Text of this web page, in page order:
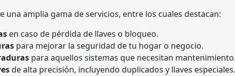
una amplia gama de servicios, entre los cuales destacan:
en caso de pérdida de llaves o bloqueo.
para mejorar la seguridad de tu hogar o negocio.
para aquellos sistemas que necesitan mantenimiento.
de alta precisión, incluyendo duplicados y llaves especiales.